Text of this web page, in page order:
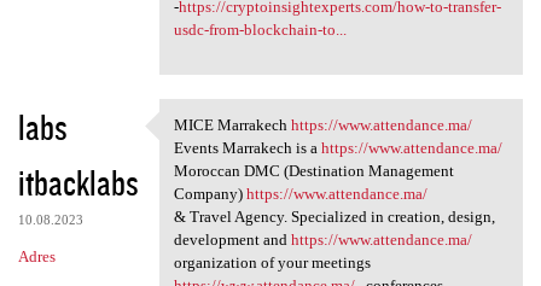
-https://cryptoinsightexperts.com/how-to-transfer-
usdc-from-blockchain-to...
labs
itbacklabs
10.08.2023
Adres
MICE Marrakech https://www
MICE Marrakech https://www.attendance.ma/
Events Marrakech is a https://www.attendance.ma/
Moroccan DMC (Destination Management
Company) https://www.attendance.ma/
& Travel Agency. Specialized in creation, design,
development and https://www.attendance.ma/
organization of your meetings